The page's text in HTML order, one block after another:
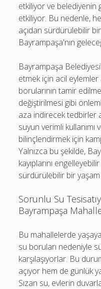
etkiliyor ve belediyenin
etkiliyor. Bu nedenle,
açıdan sürdürülebilir
Bayrampaşa'nın
Bayrampaşa
etmek için acil eylemler
borularının tamir
değiştirilmesi gibi
aza indirecek tedbirler
suyun verimli
bilinçlendirmek için
Yalnızca bu şekilde,
kayıplarını
sürdürülebilir bir yaşam
Sorunlu Su
Bayrampaşa
Bu mahallelerde
su boruları nedeniyle
karşılaşıyorlar. Bu
açıyor hem de günlük
Sızan su, evlerin